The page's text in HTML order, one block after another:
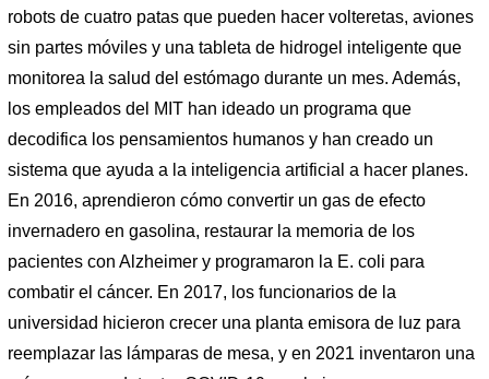
robots de cuatro patas que pueden hacer volteretas, aviones
sin partes móviles y una tableta de hidrogel inteligente que
monitorea la salud del estómago durante un mes. Además,
los empleados del MIT han ideado un programa que
decodifica los pensamientos humanos y han creado un
sistema que ayuda a la inteligencia artificial a hacer planes.
En 2016, aprendieron cómo convertir un gas de efecto
invernadero en gasolina, restaurar la memoria de los
pacientes con Alzheimer y programaron la E. coli para
combatir el cáncer. En 2017, los funcionarios de la
universidad hicieron crecer una planta emisora ​​de luz para
reemplazar las lámparas de mesa, y en 2021 inventaron una